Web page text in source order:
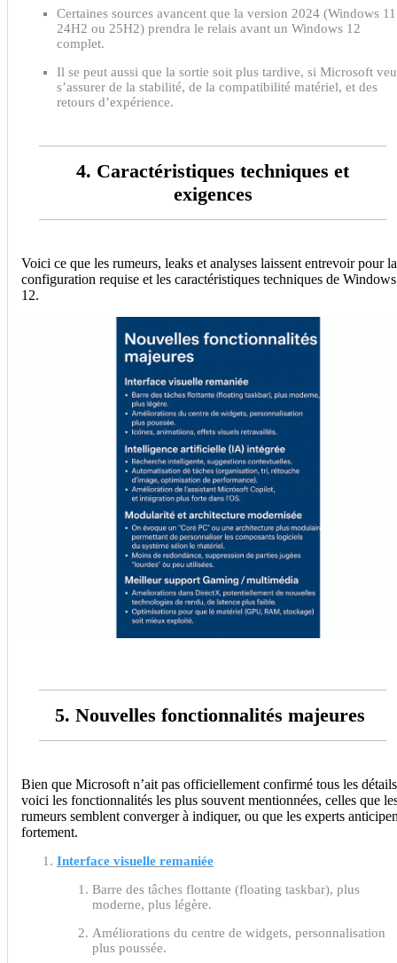
Certaines sources avancent que la version 2024 (Windows 11
24H2 ou 25H2) prendra le relais avant un Windows 12
complet.
Il se peut aussi que la sortie soit plus tardive, si Microsoft
s’assurer de la stabilité, de la compatibilité matériel, et des
retours d’expérience.
4. Caractéristiques techniques et
exigences
Voici ce que les rumeurs, leaks et analyses laissent entrevoir pour la
configuration requise et les caractéristiques techniques de Windows
12.
5. Nouvelles fonctionnalités majeures
Bien que Microsoft n’ait pas officiellement confirmé tous les
voici les fonctionnalités les plus souvent mentionnées, celles que
rumeurs semblent converger à indiquer, ou que les experts
fortement.
Interface visuelle remaniée
Barre des tâches flottante (floating taskbar), plus
moderne, plus légère.
Améliorations du centre de widgets, personnalisation
plus poussée.